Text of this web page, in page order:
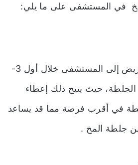
في المستشفى على ما يلي:
يجب سرعة نقل المريض إلى المستشفى خلال أول 3-
حيث يتيح ذلك إعطاء
في أقرب فرصة مما قد يساعد
جلطة المخ .